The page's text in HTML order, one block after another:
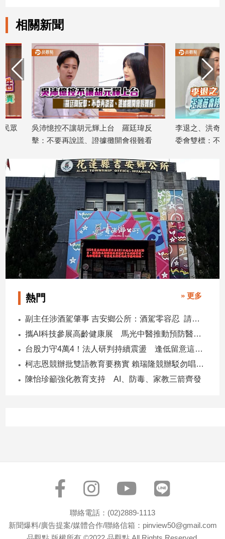
科
技/
運
動
Pet
專
區
合
作
體
專
區
【我
的
相關新聞
吳沛憶控不讓胡元輝上台 羅廷瑋反
擊：不要再說謊、證據攤開會很難看
李退之、洪奇昌赴陸
委會雙標：不能新潮
熱門 » 更多
副主任涉酒駕肇事 吉安鄉公所：酒駕零容忍 請辭獲准
攜AI科技參展高齡健康展 馬光中醫推動預防醫學迎接長壽新經濟
台股力守4萬4！法人研判持續震盪 逢低留意這些族群
柯志恩競辦批雙語教育要務實 賴瑞隆競辦駁勿唱衰高雄
陳怡珍籲強化教育支持 AI、防毒、家教三箭齊發
聯絡電話：(02)2889-1113
新聞爆料/廣告提案/媒體合作/聯絡信箱：pinview50@gmail.com